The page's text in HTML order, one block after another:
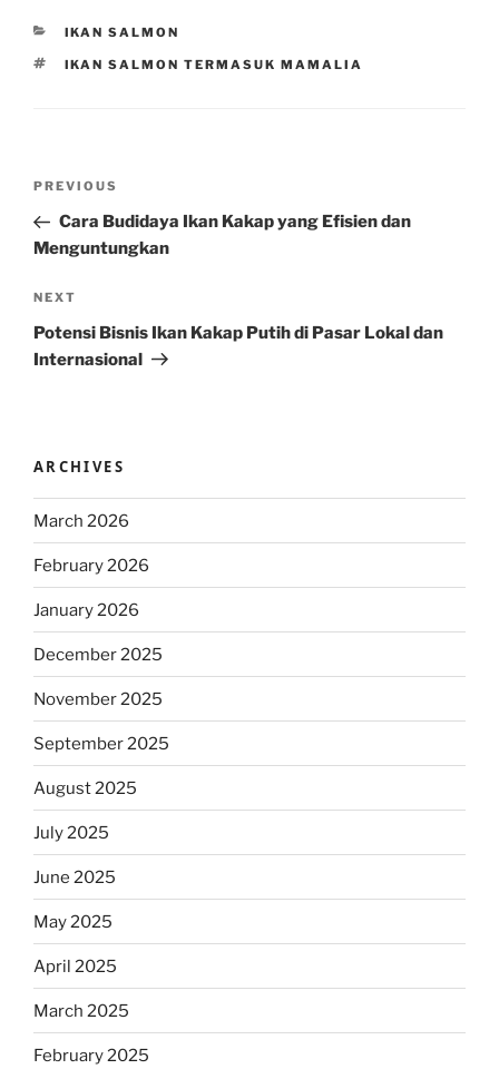
CATEGORIES
IKAN SALMON
TAGS
IKAN SALMON TERMASUK MAMALIA
Previous
Post
PREVIOUS
Cara Budidaya Ikan Kakap yang Efisien dan
Menguntungkan
Next
Post
NEXT
Potensi Bisnis Ikan Kakap Putih di Pasar Lokal dan
Internasional
ARCHIVES
March 2026
February 2026
January 2026
December 2025
November 2025
September 2025
August 2025
July 2025
June 2025
May 2025
April 2025
March 2025
February 2025